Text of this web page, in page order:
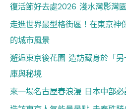
復活節好去處2026 淺水灣影灣園
走進世界最型格街區！在東京神
的城市風景
邂逅東京後花園 造訪藏身於「
庫與秘境
來一場名古屋春浪漫 日本中部